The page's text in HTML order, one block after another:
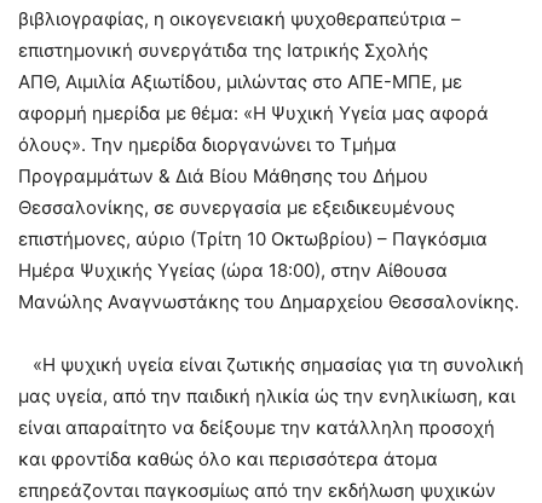
βιβλιογραφίας, η οικογενειακή ψυχοθεραπεύτρια –
επιστημονική συνεργάτιδα της Ιατρικής Σχολής
ΑΠΘ, Αιμιλία Αξιωτίδου, μιλώντας στο ΑΠΕ-ΜΠΕ, με
αφορμή ημερίδα με θέμα: «Η Ψυχική Υγεία μας αφορά
όλους». Την ημερίδα διοργανώνει το Τμήμα
Προγραμμάτων & Διά Βίου Μάθησης του Δήμου
Θεσσαλονίκης, σε συνεργασία με εξειδικευμένους
επιστήμονες, αύριο (Τρίτη 10 Οκτωβρίου) – Παγκόσμια
Ημέρα Ψυχικής Υγείας (ώρα 18:00), στην Αίθουσα
Μανώλης Αναγνωστάκης του Δημαρχείου Θεσσαλονίκης.
«Η ψυχική υγεία είναι ζωτικής σημασίας για τη συνολική
μας υγεία, από την παιδική ηλικία ώς την ενηλικίωση, και
είναι απαραίτητο να δείξουμε την κατάλληλη προσοχή
και φροντίδα καθώς όλο και περισσότερα άτομα
επηρεάζονται παγκοσμίως από την εκδήλωση ψυχικών